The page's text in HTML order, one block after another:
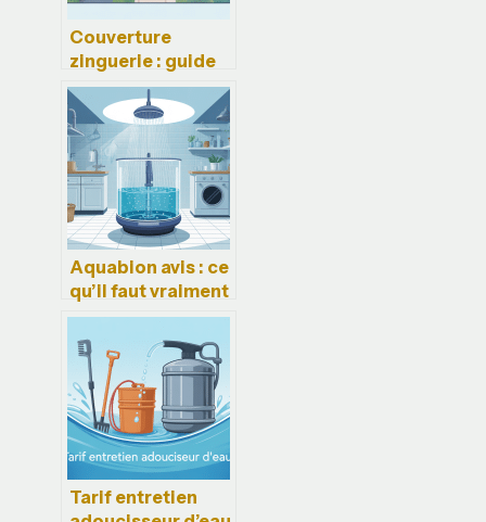
Couverture
zinguerie : guide
complet pour un
toit étanche et
durable
Aquabion avis : ce
qu’il faut vraiment
savoir avant
d’acheter
Tarif entretien